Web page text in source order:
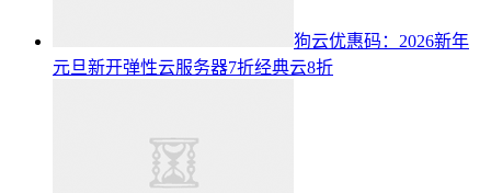
狗云优惠码：2026新年
元旦新开弹性云服务器7折经典云8折